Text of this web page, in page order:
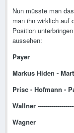
Nun müsste man
man ihn wirklich auf
Position
aussehen:
Payer
Markus Hiden -
Prisc - Hofmann -
Wallner
Wagner